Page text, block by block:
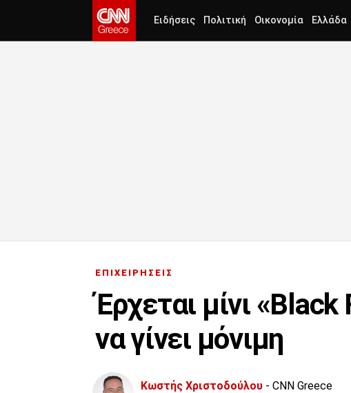
Ειδήσεις Πολιτική Οικονομία Ελλάδα
ΕΠΙΧΕΙΡΗΣΕΙΣ
Έρχεται μίνι «Black
να γίνει μόνιμη
Κωστής Χριστοδούλου - CNN Greece